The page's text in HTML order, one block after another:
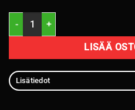
245/45R17 Tracmax IcePlus
LISÄÄ
Lisätiedot